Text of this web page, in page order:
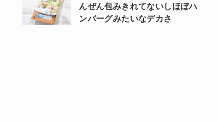
んぜん包みきれてないしほぼハ
ンバーグみたいなデカさ